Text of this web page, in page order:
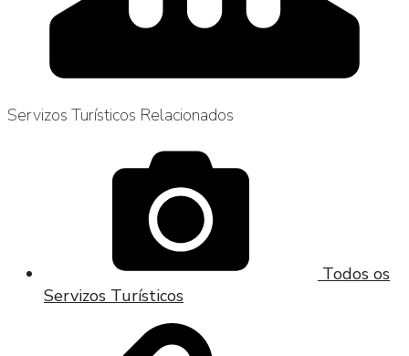
Servizos Turísticos Relacionados
Todos os
Servizos Turísticos